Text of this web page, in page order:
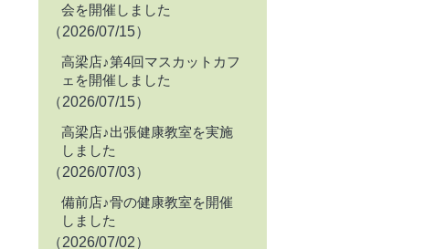
会を開催しました
（2026/07/15）
高梁店♪第4回マスカットカフ
ェを開催しました
（2026/07/15）
高梁店♪出張健康教室を実施
しました
（2026/07/03）
備前店♪骨の健康教室を開催
しました
（2026/07/02）